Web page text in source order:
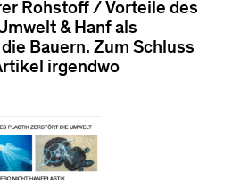
Rohstoff / Vorteile des
& Hanf als
Bauern. Zum Schluss
irgendwo